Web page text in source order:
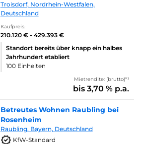
Troisdorf, Nordrhein-Westfalen,
Deutschland
Kaufpreis:
210.120 € - 429.393 €
Standort bereits über knapp ein halbes
Jahrhundert etabliert
100 Einheiten
Mietrendite: (brutto)*¹
bis 3,70 % p.a.
Betreutes Wohnen Raubling bei
Rosenheim
Raubling. Bayern, Deutschland
KfW-Standard